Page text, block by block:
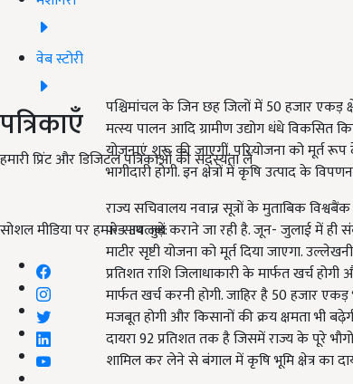
वेब स्टोरी
पत्रिकाएँ
हमारी प्रिंट और डिजिटल पत्रिकाओं की सदस्यता लें
सोशल मीडिया पर हमारे साथ जुड़ें:
पश्चिमांचल के जिन छह जिलों में 50 हजार एकड़
मत्स्य पालन आदि ग्रामीण उद्योग धंधे विकसित
योजनाएं शुरू की जाएगीं. परियोजना को मूर्त
भागीदारी होगी. इन क्षेत्रों में कृषि उत्पाद के
राज्य सचिवालय नवान्न सूत्रों के मुताबिक
फंड उपलब्ध कराने जा रही है. जून- जुलाई में ही
माटीर सृष्टी योजना को मूर्त दिया जाएगा.
प्रतिशत राशि जिलाधाकारी के मार्फत खर्च
मार्फत खर्च करनी होगी. जाहिर है 50 हजार
मजबूत होगी और किसानों की क्रय क्षमता भी
दायरा 92 प्रतिशत तक है जिसमें राज्य के पूरे
शामिल कर लेने से बंगाल में कृषि भूमि क्षेत्र का